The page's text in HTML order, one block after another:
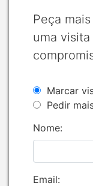
Peça
uma
Marcar
Pedir
Nome:
Email: